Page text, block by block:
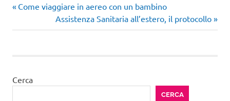
Navigazione
articoli
Articolo
precedente:
Come viaggiare in aereo con un bambino
Articolo
successivo:
Assistenza Sanitaria all’estero, il protocollo
Cerca
CERCA